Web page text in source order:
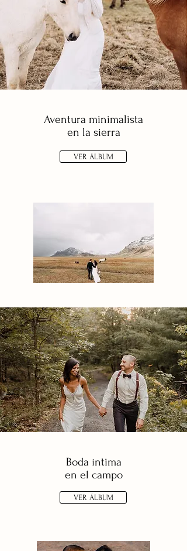
Aventura minimalista
en la sierra
VER ÁLBUM
Boda íntima
en el campo
VER ÁLBUM